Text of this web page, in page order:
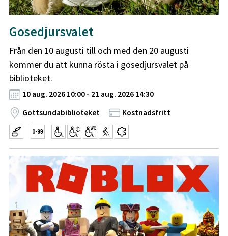
Gosedjursvalet
Från den 10 augusti till och med den 20 augusti
kommer du att kunna rösta i gosedjursvalet på
biblioteket.
10 aug. 2026 10:00 - 21 aug. 2026 14:30
Gottsundabiblioteket
Kostnadsfritt